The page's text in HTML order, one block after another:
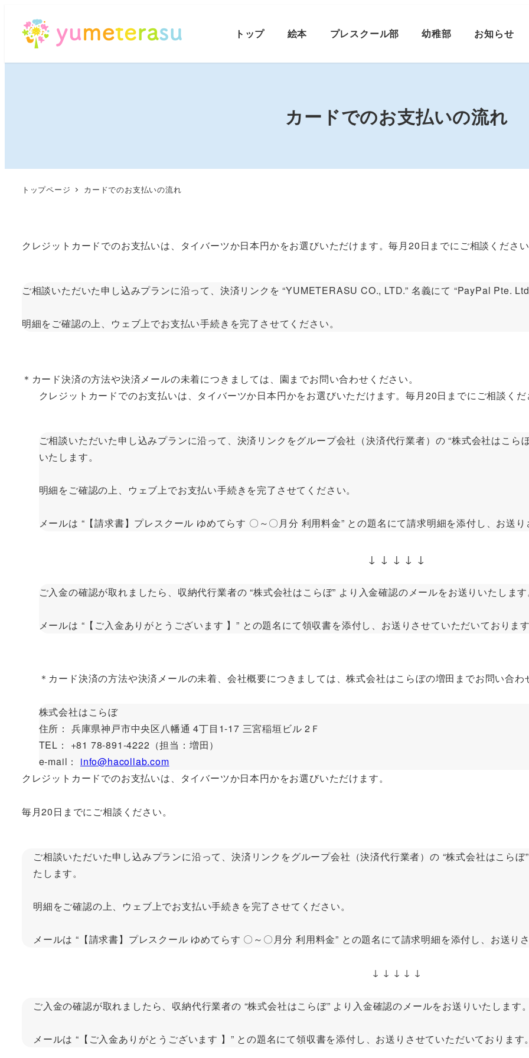
トップ 絵本 プレスクール部 幼稚部 お知らせ
カードでのお支払いの流れ
トップページ カードでのお支払いの流れ
クレジットカードでのお支払いは、タイバーツか日本円かをお選びいただけます。毎月20日までにご相談ください
ご相談いただいた申し込みプランに沿って、決済リンクを “YUMETERASU CO., LTD.” 名義にて “PayPal Pte.
明細をご確認の上、ウェブ上でお支払い手続きを完了させてください。
＊カード決済の方法や決済メールの未着につきましては、園までお問い合わせください。
クレジットカードでのお支払いは、タイバーツか日本円かをお選びいただけます。毎月20日までにご相談くだ
ご相談いただいた申し込みプランに沿って、決済リンクをグループ会社（決済代行業者）の “株式会社はこら
いたします。
明細をご確認の上、ウェブ上でお支払い手続きを完了させてください。
メールは “【請求書】プレスクール ゆめてらす 〇～〇月分 利用料金” との題名にて請求明細を添付し、お送り
↓ ↓ ↓ ↓ ↓
ご入金の確認が取れましたら、収納代行業者の “株式会社はこらぼ” より入金確認のメールをお送りいたします
メールは “【ご入金ありがとうございます 】” との題名にて領収書を添付し、お送りさせていただいております
＊カード決済の方法や決済メールの未着、会社概要につきましては、株式会社はこらぼの増田までお問い合わ
株式会社はこらぼ
住所： 兵庫県神戸市中央区八幡通 4丁目1-17 三宮稲垣ビル 2Ｆ
TEL： +81 78-891-4222（担当：増田）
e-mail： info@hacollab.com
クレジットカードでのお支払いは、タイバーツか日本円かをお選びいただけます。
毎月20日までにご相談ください。
ご相談いただいた申し込みプランに沿って、決済リンクをグループ会社（決済代行業者）の “株式会社はこら
たします。
明細をご確認の上、ウェブ上でお支払い手続きを完了させてください。
メールは “【請求書】プレスクール ゆめてらす 〇～〇月分 利用料金” との題名にて請求明細を添付し、お送り
↓ ↓ ↓ ↓ ↓
ご入金の確認が取れましたら、収納代行業者の “株式会社はこらぼ” より入金確認のメールをお送りいたします。
メールは “【ご入金ありがとうございます 】” との題名にて領収書を添付し、お送りさせていただいております。